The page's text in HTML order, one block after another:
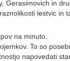
Gerasimovich in
lestvic in
na minuto.
To so
napovedati